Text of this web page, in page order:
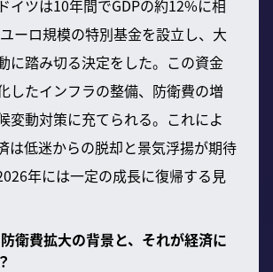
イツは10年間でGDPの約12%に相
ーロ規模の特別基金を設立し、大
に踏み切る決定をした。この資金
したインフラの整備、防衛費の増
変動対策に充てられる。これによ
は低迷からの脱却と景気浮揚が期待
年には一定の成長に復帰する見
衛費拡大の背景と、それが経済に